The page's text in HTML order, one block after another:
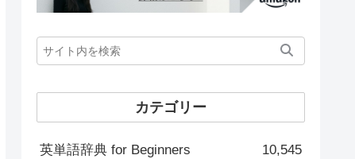
カテゴリー
英単語辞典 for Beginners
10,545